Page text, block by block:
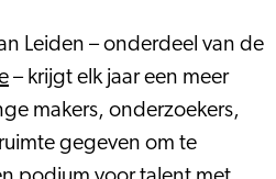
Leiden – onderdeel van de
– krijgt elk jaar een meer
makers, onderzoekers,
gegeven om te